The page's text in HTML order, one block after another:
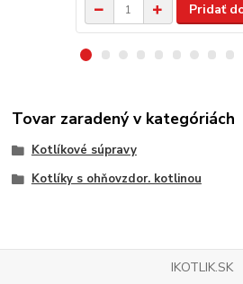
Pridať
Tovar zaradený v kategóriách
Kotlíkové súpravy
Kotlíky s ohňovzdor. kotlinou
IKOTLIK.SK